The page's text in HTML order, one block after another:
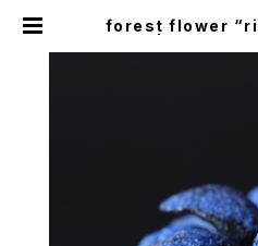
forest flower